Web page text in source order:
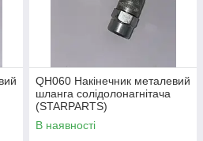
QH060 Накінечник металевий
шланга солідолонагнітача
(STARPARTS)
В наявності